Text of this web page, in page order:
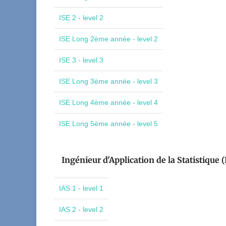
ISE 2 - level 2
ISE Long 2ème année - level 2
ISE 3 - level 3
ISE Long 3ème année - level 3
ISE Long 4ème année - level 4
ISE Long 5ème année - level 5
Ingénieur d'Application de la Statistique
IAS 1 - level 1
IAS 2 - level 2